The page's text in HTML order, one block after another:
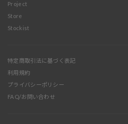
Project
Store
Stockist
特定商取引法に基づく表記
利用規約
プライバシーポリシー
FAQ/お問い合わせ